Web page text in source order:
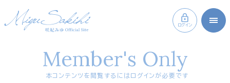
ログイン
Member's Only
本コンテンツを閲覧するにはログインが必要です